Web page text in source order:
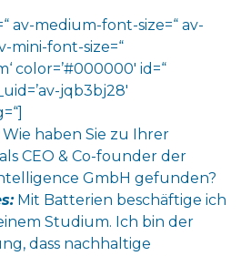
av-medium-font-size=“ av-
mini-font-size=“
color=’#000000′ id=“
jqb3bj28′
haben Sie zu Ihrer
CEO & Co-founder der
GmbH gefunden?
Mit Batterien beschäftige ich
Studium. Ich bin der
dass nachhaltige